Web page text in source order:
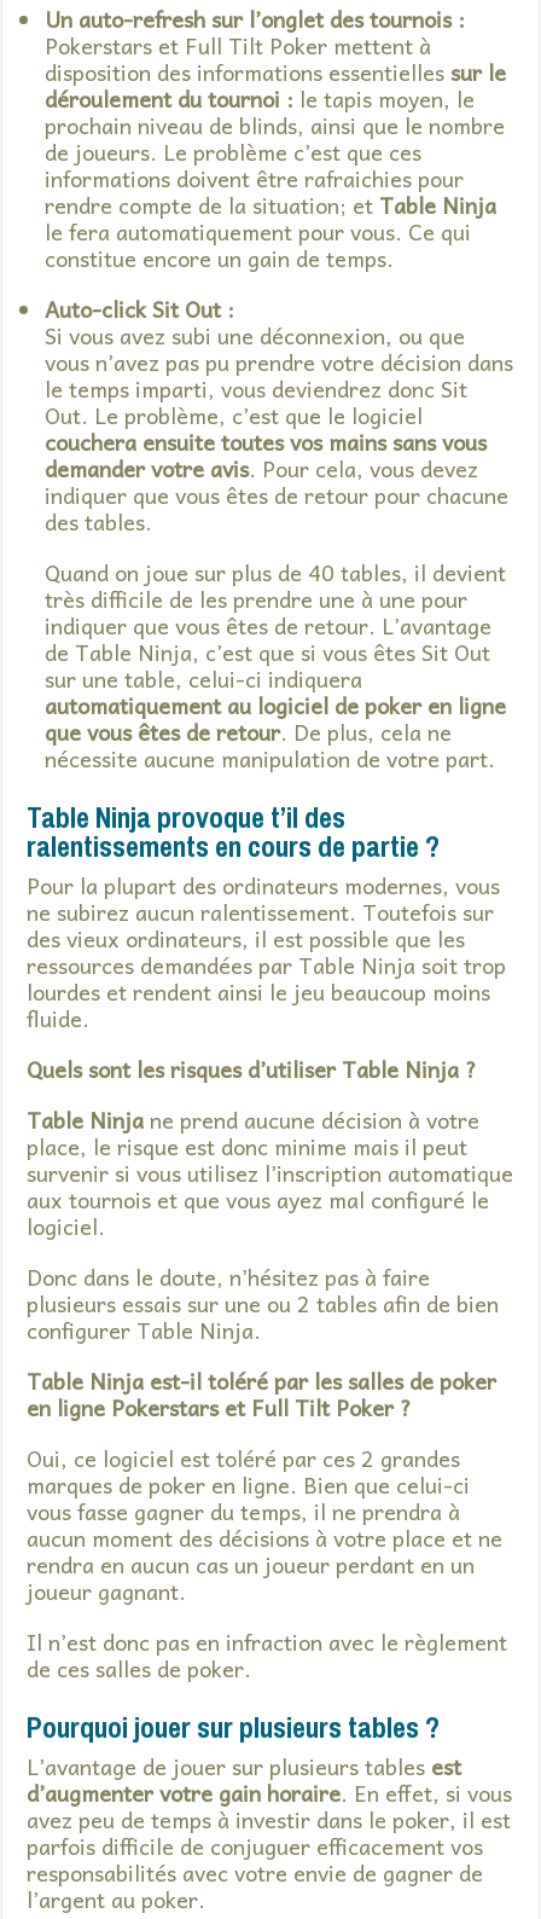
Un auto-refresh sur l’onglet des tournois :
Pokerstars et Full Tilt Poker mettent à
disposition des informations essentielles sur le
déroulement du tournoi : le tapis moyen, le
prochain niveau de blinds, ainsi que le nombre
de joueurs. Le problème c’est que ces
informations doivent être rafraichies pour
rendre compte de la situation; et Table Ninja
le fera automatiquement pour vous. Ce qui
constitue encore un gain de temps.
Auto-click Sit Out :
Si vous avez subi une déconnexion, ou que
vous n’avez pas pu prendre votre décision dans
le temps imparti, vous deviendrez donc Sit
Out. Le problème, c’est que le logiciel
couchera ensuite toutes vos mains sans vous
demander votre avis. Pour cela, vous devez
indiquer que vous êtes de retour pour chacune
des tables.
Quand on joue sur plus de 40 tables, il devient
très difficile de les prendre une à une pour
indiquer que vous êtes de retour. L’avantage
de Table Ninja, c’est que si vous êtes Sit Out
sur une table, celui-ci indiquera
automatiquement au logiciel de poker en ligne
que vous êtes de retour. De plus, cela ne
nécessite aucune manipulation de votre part.
Table Ninja provoque t’il des
ralentissements en cours de partie ?
Pour la plupart des ordinateurs modernes, vous
ne subirez aucun ralentissement. Toutefois sur
des vieux ordinateurs, il est possible que les
ressources demandées par Table Ninja soit trop
lourdes et rendent ainsi le jeu beaucoup moins
fluide.
Quels sont les risques d’utiliser Table Ninja ?
Table Ninjane prend aucune décision à votre
place, le risque est donc minime mais il peut
survenir si vous utilisez l’inscription automatique
aux tournois et que vous ayez mal configuré le
logiciel.
Donc dans le doute, n’hésitez pas à faire
plusieurs essais sur une ou 2 tables afin de bien
configurer Table Ninja.
Table Ninja est-il toléré par les salles de poker
en ligne Pokerstars et Full Tilt Poker ?
Oui, ce logiciel est toléré par ces 2 grandes
marques de poker en ligne. Bien que celui-ci
vous fasse gagner du temps, il ne prendra à
aucun moment des décisions à votre place et ne
rendra en aucun cas un joueur perdant en un
joueur gagnant.
Il n’est donc pas en infraction avec le règlement
de ces salles de poker.
Pourquoi jouer sur plusieurs tables ?
L’avantage de jouer sur plusieurs tables est
d’augmenter votre gain horaire. En effet, si vous
avez peu de temps à investir dans le poker, il est
parfois difficile de conjuguer efficacement vos
responsabilités avec votre envie de gagner de
l’argent au poker.